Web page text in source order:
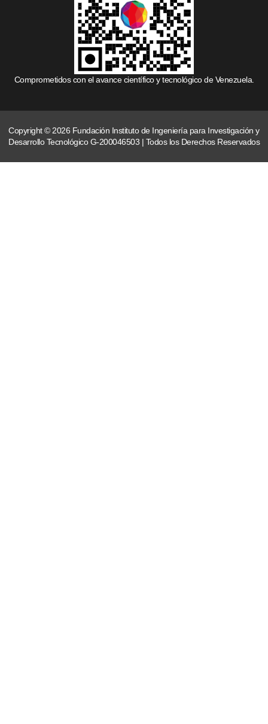
Comprometidos con el avance científico y tecnológico de Venezuela.
Copyright © 2026 Fundación Instituto de Ingeniería para Investigación y
Desarrollo Tecnológico G-200046503 | Todos los Derechos Reservados